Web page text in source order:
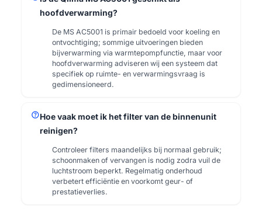
hoofdverwarming?
De MS AC5001 is primair bedoeld voor koeling en
ontvochtiging; sommige uitvoeringen bieden
bijverwarming via warmtepompfunctie, maar voor
hoofdverwarming adviseren wij een systeem dat
specifiek op ruimte- en verwarmingsvraag is
gedimensioneerd.
helpHoe vaak moet ik het filter van de binnenunit
reinigen?
Controleer filters maandelijks bij normaal gebruik;
schoonmaken of vervangen is nodig zodra vuil de
luchtstroom beperkt. Regelmatig onderhoud
verbetert efficiëntie en voorkomt geur- of
prestatieverlies.